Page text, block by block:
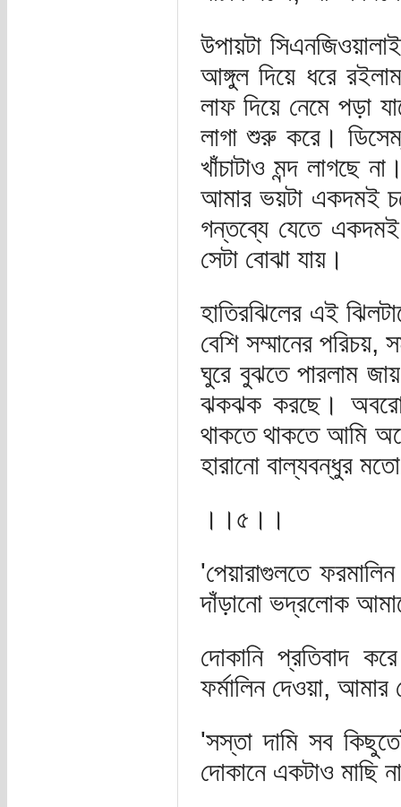
উপায়টা
আঙ্গুল দিয়ে ধরে
লাফ দিয়ে নেমে পড়া
লাগা শুরু করে।
খাঁচাটাও মন্দ লাগছে
আমার ভয়টা একদমই
গন্তব্যে যেতে
সেটা বোঝা যায়।
হাতিরঝিলের এই
বেশি সম্মানের
ঘুরে বুঝতে পারলাম
ঝকঝক করছে। অবরোধ
থাকতে থাকতে আমি
হারানো বাল্যবন্ধুর
।।৫।।
'পেয়ারাগুলতে
দাঁড়ানো ভদ্রলোক
দোকানি প্রতিবাদ
ফর্মালিন দেওয়া,
'সস্তা দামি সব
দোকানে একটাও মাছি